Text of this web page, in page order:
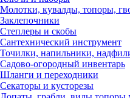
Молотки, кувалды, топоры,
Заклепочники
Степлеры и скобы
Сантехнический инструмент
Точилки, напильники,
Садово-огородный инвентарь
Шланги и переходники
Секаторы и кусторезы